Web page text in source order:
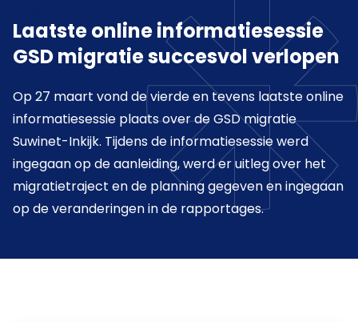
Laatste online informatiesessie
GSD migratie succesvol verlopen
Op 27 maart vond de vierde en tevens laatste online
informatiesessie plaats over de GSD migratie
Suwinet-Inkijk. Tijdens de informatiesessie werd
ingegaan op de aanleiding, werd er uitleg over het
migratietraject en de planning gegeven en ingegaan
op de veranderingen in de rapportages.